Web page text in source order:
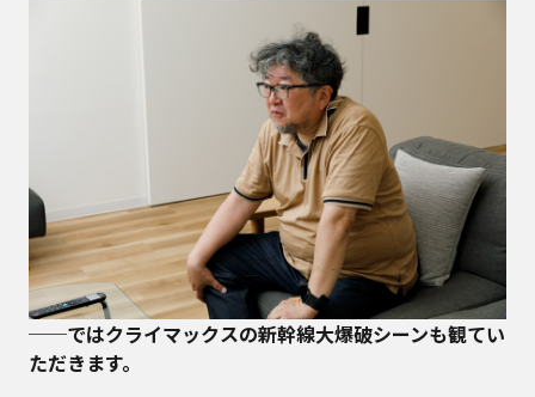
──ではクライマックスの新幹線大爆破シーンも観てい
ただきます。